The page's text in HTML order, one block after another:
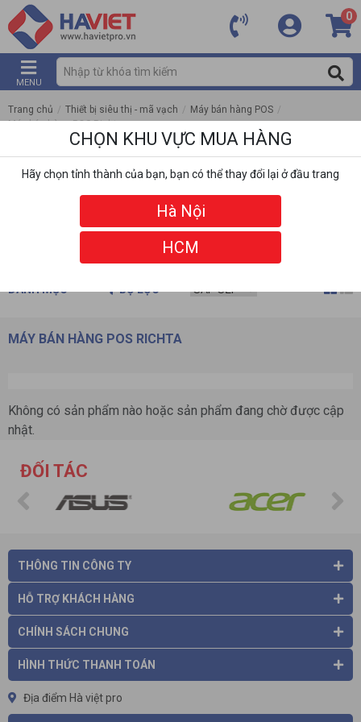
0
MENU
Trang chủ / Thiết bị siêu thị - mã vạch / Máy bán hàng POS /
Máy bán hàng POS Richta
DANH MỤC BỘ LỌC
MÁY BÁN HÀNG POS RICHTA
Không có sản phẩm nào hoặc sản phẩm đang chờ được cập
nhật.
ĐỐI TÁC
THÔNG TIN CÔNG TY
HỖ TRỢ KHÁCH HÀNG
CHÍNH SÁCH CHUNG
HÌNH THỨC THANH TOÁN
Địa điểm Hà việt pro
CHỌN KHU VỰC MUA HÀNG
Hãy chọn tỉnh thành của bạn, bạn có thể thay đổi lại ở đầu trang
Hà Nội
HCM